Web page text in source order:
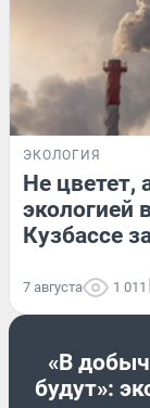
ЭКОЛОГИЯ
Не цветет,
экологией
Кузбассе
7 августа 1 011
«В
будут»: